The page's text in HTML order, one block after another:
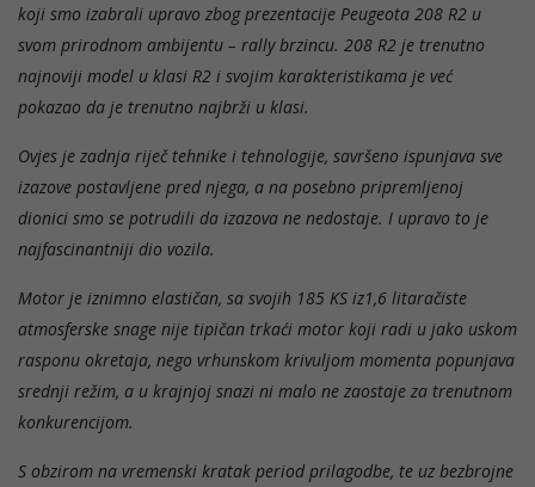
koji smo izabrali upravo zbog prezentacije Peugeota 208 R2 u
svom prirodnom ambijentu – rally brzincu. 208 R2 je trenutno
najnoviji model u klasi R2 i svojim karakteristikama je već
pokazao da je trenutno najbrži u klasi.
Ovjes je zadnja riječ tehnike i tehnologije, savršeno ispunjava sve
izazove postavljene pred njega, a na posebno pripremljenoj
dionici smo se potrudili da izazova ne nedostaje. I upravo to je
najfascinantniji dio vozila.
Motor je iznimno elastičan, sa svojih 185 KS iz1,6 litaračiste
atmosferske snage nije tipičan trkaći motor koji radi u jako uskom
rasponu okretaja, nego vrhunskom krivuljom momenta popunjava
srednji režim, a u krajnjoj snazi ni malo ne zaostaje za trenutnom
konkurencijom.
S obzirom na vremenski kratak period prilagodbe, te uz bezbrojne